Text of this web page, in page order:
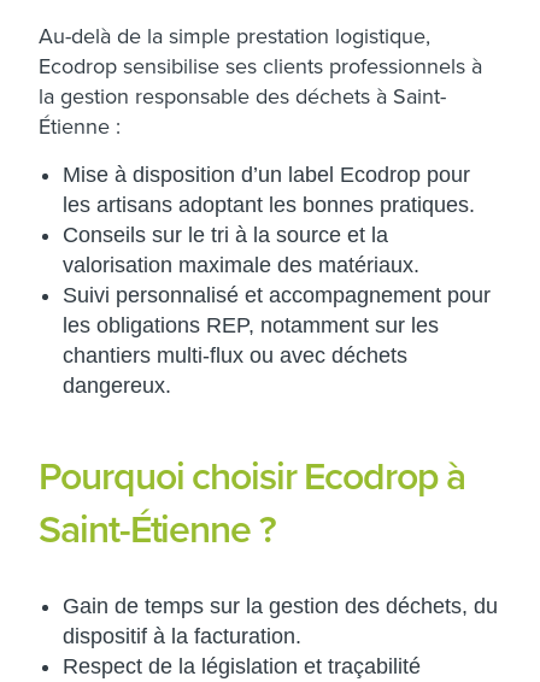
Au-delà de la simple prestation logistique,
Ecodrop sensibilise ses clients professionnels à
la gestion responsable des déchets à Saint-
Étienne :
Mise à disposition d’un label Ecodrop pour
les artisans adoptant les bonnes pratiques.
Conseils sur le tri à la source et la
valorisation maximale des matériaux.
Suivi personnalisé et accompagnement pour
les obligations REP, notamment sur les
chantiers multi-flux ou avec déchets
dangereux.​
Pourquoi choisir Ecodrop à
Saint-Étienne ?
Gain de temps sur la gestion des déchets, du
dispositif à la facturation.
Respect de la législation et traçabilité